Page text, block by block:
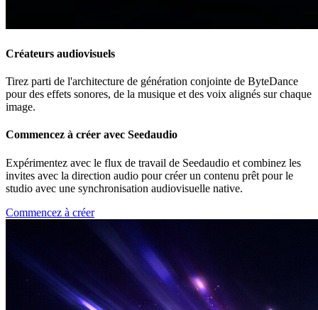
Créateurs audiovisuels
Tirez parti de l'architecture de génération conjointe de ByteDance
pour des effets sonores, de la musique et des voix alignés sur chaque
image.
Commencez à créer avec Seedaudio
Expérimentez avec le flux de travail de Seedaudio et combinez les
invites avec la direction audio pour créer un contenu prêt pour le
studio avec une synchronisation audiovisuelle native.
Commencez à créer